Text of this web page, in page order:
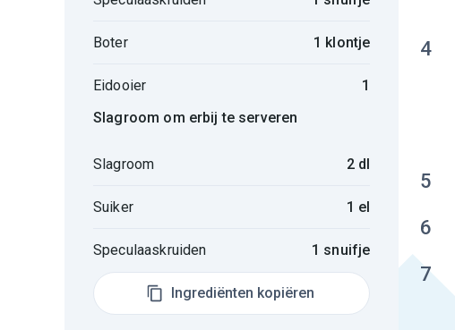
Boter 1 klontje
Eidooier
1
Slagroom om erbij te serveren
Slagroom 2 dl
Suiker 1 el
Speculaaskruiden 1 snuifje
Ingrediënten kopiëren
4
5
6
7